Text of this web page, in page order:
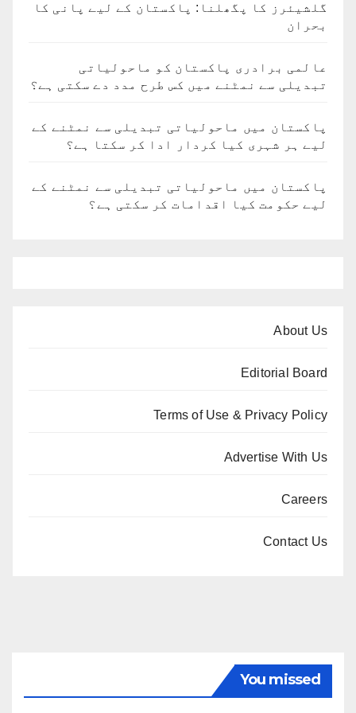
گلشیئرز کا پگھلنا: پاکستان کے لیے پانی کا
بحران
عالمی برادری پاکستان کو ماحولیاتی
تبدیلی سے نمٹنے میں کس طرح مدد دے سکتی ہے؟
پاکستان میں ماحولیاتی تبدیلی سے نمٹنے کے
لیے ہر شہری کیا کردار ادا کر سکتا ہے؟
پاکستان میں ماحولیاتی تبدیلی سے نمٹنے کے
لیے حکومت کیا اقدامات کر سکتی ہے؟
About Us
Editorial Board
Terms of Use & Privacy Policy
Advertise With Us
Careers
Contact Us
You missed